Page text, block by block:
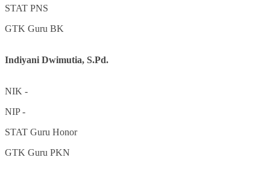
STAT PNS
GTK Guru BK
Indiyani Dwimutia, S.Pd.
NIK -
NIP-
STAT Guru Honor
GTK Guru PKN